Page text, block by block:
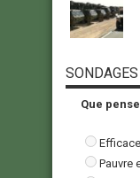
SONDAGES
Que
Pauvre